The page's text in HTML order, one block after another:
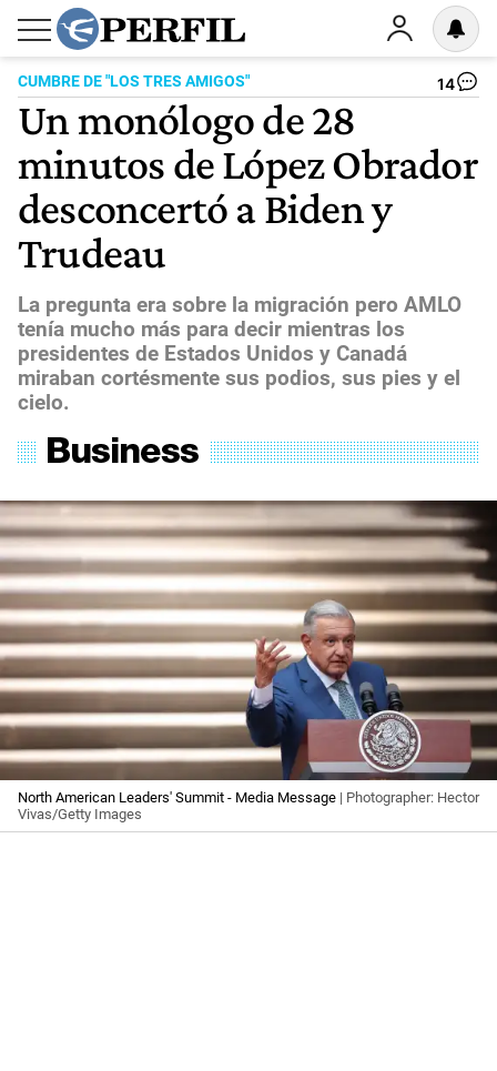
CUMBRE DE "LOS TRES AMIGOS" 14
Un monólogo de 28
minutos de López Obrador
desconcertó a Biden y
Trudeau
La pregunta era sobre la migración pero AMLO
tenía mucho más para decir mientras los
presidentes de Estados Unidos y Canadá
miraban cortésmente sus podios, sus pies y el
cielo.
North American Leaders' Summit - Media Message | Photographer: Hector
Vivas/Getty Images